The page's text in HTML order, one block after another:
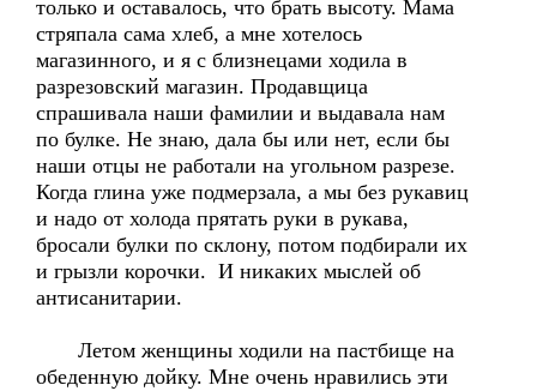
только и оставалось, что брать высоту. Мама
стряпала сама хлеб, а мне хотелось
магазинного, и я с близнецами ходила в
разрезовский магазин. Продавщица
спрашивала наши фамилии и выдавала нам
по булке. Не знаю, дала бы или нет, если бы
наши отцы не работали на угольном разрезе.
Когда глина уже подмерзала, а мы без рукавиц
и надо от холода прятать руки в рукава,
бросали булки по склону, потом подбирали их
и грызли корочки. И никаких мыслей об
антисанитарии.
Летом женщины ходили на пастбище на
обеденную дойку. Мне очень нравились эти